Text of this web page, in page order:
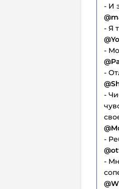
- И
- Я
-
-
-
-
-